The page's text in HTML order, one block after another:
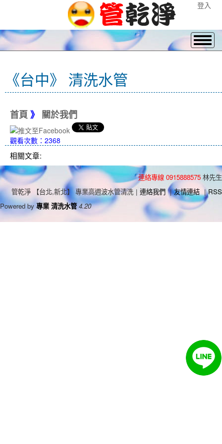
登入
《台中》 清洗水管
首頁 》 關於我們
觀看次數：2368
相關文章:
連絡專線 0915888575 林先生
管乾淨 【台北,新北】 專業高週波水管清洗 | 連絡我們 | 友情連結 | RSS
Powered by 專業 清洗水管 4.20